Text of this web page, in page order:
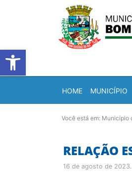
Barra de
HOME MUNICÍPIO
Você está em: Município
RELAÇÃO
16 de agosto de 2023